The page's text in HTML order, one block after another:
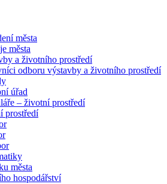
města
města
a životního prostředí
odboru výstavby a životního prostředí
úřad
– životní prostředí
prostředí
města
hospodářství